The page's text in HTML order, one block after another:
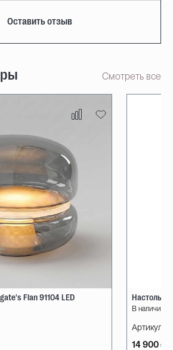
Оставить отзыв
Смотреть все
Flan 91104 LED
В наличии
Артикул:
14 900 ₽